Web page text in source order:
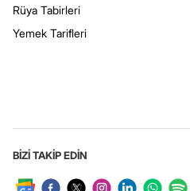
Rüya Tabirleri
Yemek Tarifleri
BİZİ TAKİP EDİN